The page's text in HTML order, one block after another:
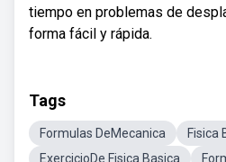
tiempo en problemas de
forma fácil y rápida.
Tags
Formulas DeMecanica
Fisica
ExercicioDe Fisica Basica